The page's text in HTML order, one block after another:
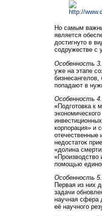
Но самым
является
достигнуто в
содружестве с
Особенность 3.
уже на этапе
попадают в
Особенность 4.
«Подготовка к
корпорация» и
отечественные
недостаток
«долина
«Производство
помощью
Особенность 5.
Первая из них
задачи
научная сфера
её научного